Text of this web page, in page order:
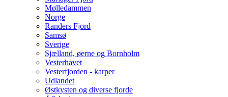
Mølledammen
Norge
Randers Fjord
Samsø
Sverige
Sjælland, øerne og Bornholm
Vesterhavet
Vesterfjorden - karper
Udlandet
Østkysten og diverse fjorde